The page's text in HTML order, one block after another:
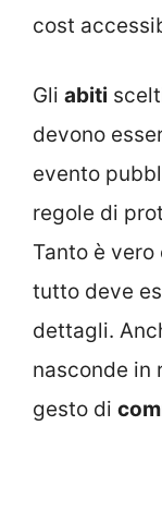
cost
Gli abiti
devono
evento
regole di
Tanto è
tutto deve
dettagli.
nasconde in
gesto di